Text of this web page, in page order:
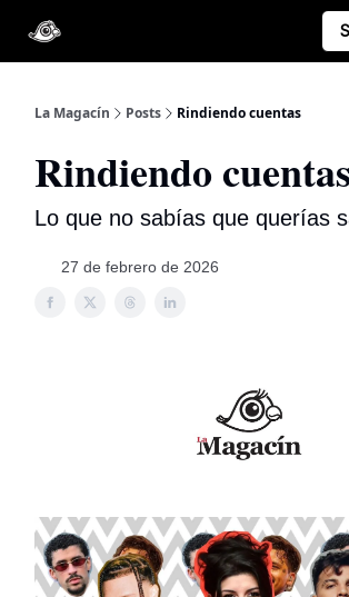
La Magacín Posts Rindiendo cuentas
Rindiendo cuentas
Lo que no sabías que querías
27 de febrero de 2026